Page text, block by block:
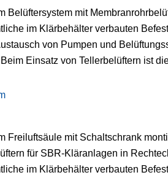
Belüftersystem mit
im Klärbehälter verbauten
von Pumpen und
Einsatz von Tellerbelüftern ist
Freiluftsäule mit Schaltschrank
für SBR-Kläranlagen in
im Klärbehälter verbauten